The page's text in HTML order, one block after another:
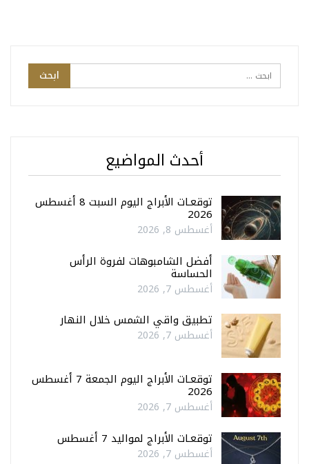
أحدث المواضيع
توقعـات الأبراج اليوم السبت 8 أغسطس
2026
أغسطس 8, 2026
أفضل الشامبوهات لفروة الرأس
الحساسة
أغسطس 7, 2026
تطبيق واقي الشمس خلال النهار
أغسطس 7, 2026
توقعـات الأبراج اليوم الجمعة 7 أغسطس
2026
أغسطس 7, 2026
توقعـات الأبراج لمواليد 7 أغسطس
أغسطس 7, 2026